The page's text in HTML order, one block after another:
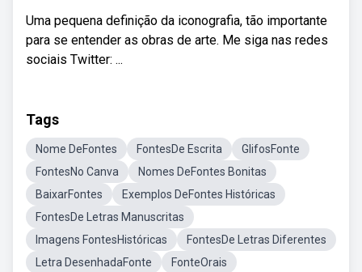
Uma pequena definição da iconografia, tão importante
para se entender as obras de arte. Me siga nas redes
sociais Twitter: ...
Tags
Nome DeFontes FontesDe Escrita
GlifosFonte
FontesNo Canva
Nomes DeFontes Bonitas
BaixarFontes
Exemplos DeFontes Históricas
FontesDe Letras Manuscritas
Imagens FontesHistóricas
FontesDe Letras Diferentes
Letra DesenhadaFonte
FonteOrais